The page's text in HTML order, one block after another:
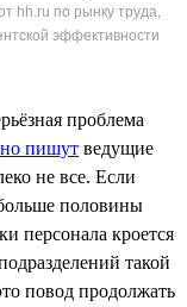
hh.ru по рынку труда,
эффективности
проблема
пишут ведущие
не все. Если
половины
персонала кроется
такой
повод продолжать